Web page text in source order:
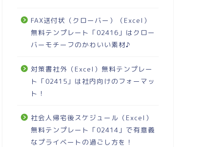
FAX送付状（クローバー）（Excel）
無料テンプレート「02416」はクロー
バーモチーフのかわいい素材♪
対策書社外（Excel）無料テンプレー
ト「02415」は社内向けのフォーマッ
ト！
社会人帰宅後スケジュール（Excel）
無料テンプレート「02414」で有意義
なプライベートの過ごし方を！